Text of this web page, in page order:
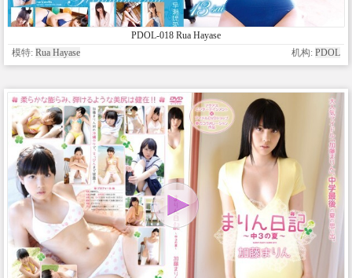
PDOL-018 Rua Hayase
模特: Rua Hayase 机构: PDOL